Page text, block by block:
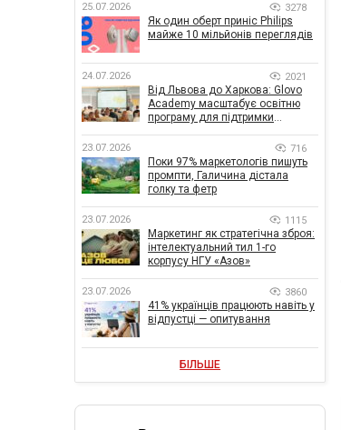
25.07.2026 3278
Як один оберт приніс Philips
майже 10 мільйонів переглядів
24.07.2026 2021
Від Львова до Харкова: Glovo
Academy масштабує освітню
програму для підтримки
23.07.2026 716
Поки 97% маркетологів пишуть
промпти, Галичина дістала
голку та фетр
23.07.2026 1115
Маркетинг як стратегічна зброя:
інтелектуальний тил 1-го
корпусу НГУ «Азов»
23.07.2026 3860
41% українців працюють навіть у
відпустці — опитування
БІЛЬШЕ